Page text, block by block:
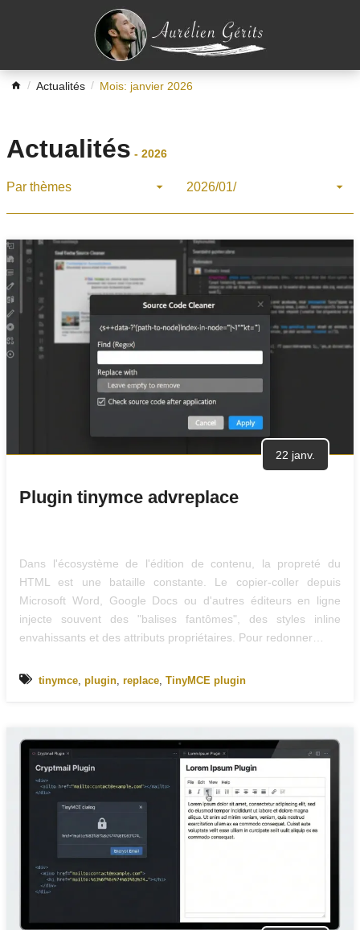
Actualités Mois: janvier 2026
Actualités - 2026
Par thèmes 2026/01/
22 janv.
Plugin tinymce advreplace
Dans l'écosystème de l'édition de contenu, la propreté du
HTML est une bataille constante. Le copier-coller depuis
Microsoft Word, Google Docs ou d'autres éditeurs en ligne
injecte souvent des "balises fantômes", des styles inline
envahissants et des attributs propriétaires. Pour redonner…
tinymce, plugin, replace, TinyMCE plugin